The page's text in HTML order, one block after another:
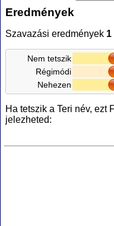
Eredmények
Szavazási eredmények 1
Nem tetszik
Régimódi
Nehezen
Ha tetszik a Teri név, ezt
jelezheted: